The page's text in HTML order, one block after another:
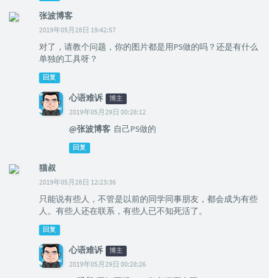
张波博客
2019年05月28日 19:42:57
对了，请教个问题，你的图片都是用PS做的吗？还是有什么
单独的工具呀？
回复
心语难诉 博主
2019年05月29日 00:28:12
@张波博客 自己PS做的
回复
猫叔
2019年05月28日 12:23:36
只能说有些人，不管是以前的同学同事朋友，都会成为有些
人。有些人还在联系，有些人已不知死活了。
回复
心语难诉 博主
2019年05月29日 00:28:26